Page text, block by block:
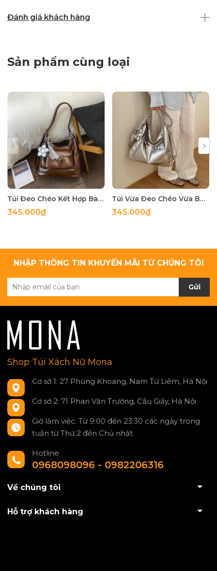
Đánh giá khách hàng
Sản phẩm cùng loại
Túi Đeo Chéo Kết Hợp Balo Thời Trang - tt260509
345.000₫
Túi Vừa Đeo Chéo Vừa Balo Cá Tính - tt260402
345.000₫
NHẬP THÔNG TIN KHUYẾN MÃI TỪ CHÚNG TÔI
Gửi
Shop Túi Xách Nữ Mona
Cơ sở 1: 27 Phùng Khoang, Nam Từ Liêm, Hà Nội
Cơ sở 2: 71 Phan Văn Trường, Cầu Giấy, Hà Nội
Giờ làm việc: Từ 9:00 đến 23:30 các ngày trong
tuần từ Thứ 2 đến Chủ nhật
Hotline
0968098096 - 0982206316
Về chúng tôi
Hỗ trợ khách hàng